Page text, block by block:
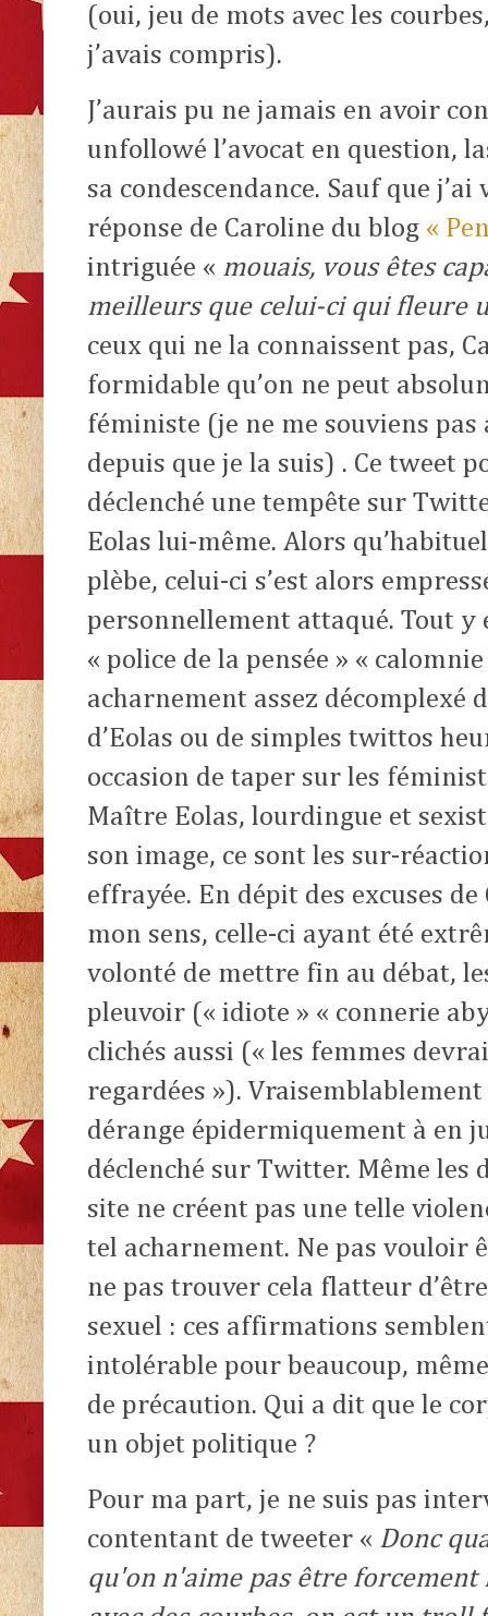
(oui, jeu de mots avec les
j’avais compris).
J’aurais pu ne jamais en avoir
unfollowé l’avocat en question,
sa condescendance. Sauf que
réponse de Caroline du blog «
intriguée « mouais, vous êtes
meilleurs que celui-ci qui fleure
ceux qui ne la connaissent pas,
formidable qu’on ne peut
féministe (je ne me souviens
depuis que je la suis) . Ce tweet
déclenché une tempête sur
Eolas lui-même. Alors
plèbe, celui-ci s’est alors
personnellement attaqué. Tout y
« police de la pensée » «
acharnement assez décomplexé
d’Eolas ou de simples twittos
occasion de taper sur les
Maître Eolas, lourdingue et
son image, ce sont les sur-
effrayée. En dépit des excuses
mon sens, celle-ci ayant été
volonté de mettre fin au débat,
pleuvoir (« idiote » « connerie
clichés aussi (« les femmes
regardées »).
dérange épidermiquement à en
déclenché sur Twitter. Même les
site ne créent pas une telle
tel acharnement. Ne pas vouloir
ne pas trouver cela flatteur
sexuel : ces affirmations
intolérable pour beaucoup,
de précaution. Qui a dit que le
un objet politique ?
Pour ma part, je ne suis pas
contentant de tweeter « Donc
qu'on n'aime pas être